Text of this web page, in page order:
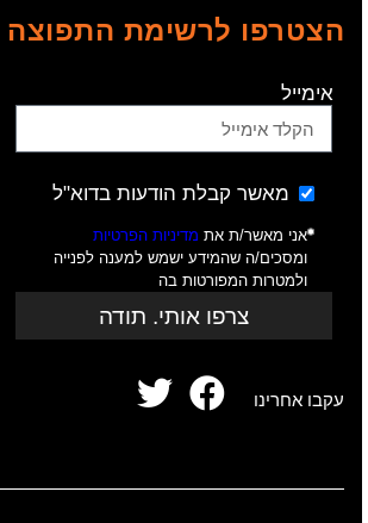
הצטרפו לרשימת התפוצה
אימייל
מאשר קבלת הודעות בדוא"ל
אני מאשר/ת את מדיניות הפרטיות
ומסכים/ה שהמידע ישמש למענה לפנייה
ולמטרות המפורטות בה
צרפו אותי. תודה
עקבו אחרינו